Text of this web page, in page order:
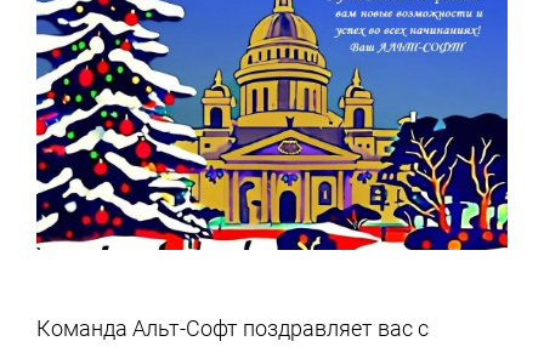
Команда Альт-Софт поздравляет вас с